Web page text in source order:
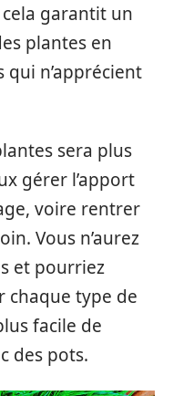
cela garantit un
plantes en
n’apprécient
sera plus
gérer l’apport
voire rentrer
Vous n’aurez
et pourriez
chaque type de
facile de
des pots.